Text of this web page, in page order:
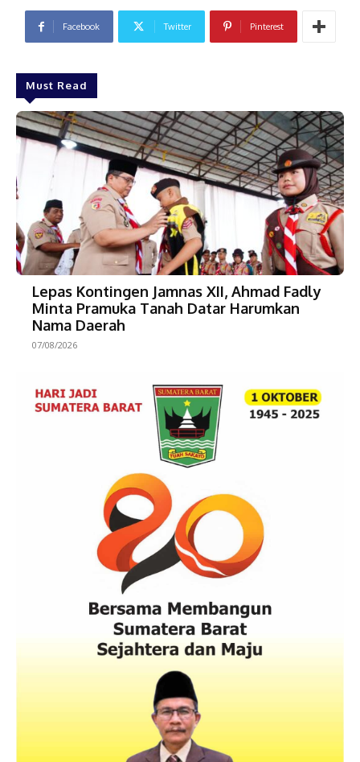
Facebook Twitter Pinterest
Must Read
Lepas Kontingen Jamnas XII, Ahmad Fadly
Minta Pramuka Tanah Datar Harumkan
Nama Daerah
07/08/2026